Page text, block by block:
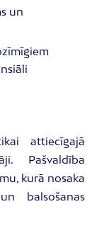
un
attiecīgajā
Pašvaldība
kurā nosaka
balsošanas